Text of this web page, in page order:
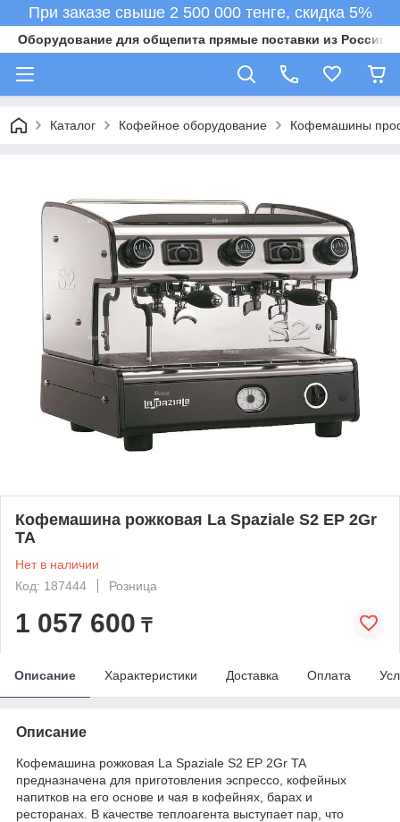
При заказе свыше 2 500 000 тенге, скидка 5%
Оборудование для общепита прямые поставки из России в
Каталог Кофейное оборудование Кофемашины
Кофемашина рожковая La Spaziale S2 EP 2Gr
TA
Нет в наличии
Код: 187444
Розница
1 057 600 ₸
Описание Характеристики Доставка Оплата
Описание
Кофемашина рожковая La Spaziale S2 EP 2Gr TA
предназначена для приготовления эспрессо, кофейных
напитков на его основе и чая в кофейнях, барах и
ресторанах. В качестве теплоагента выступает пар, что